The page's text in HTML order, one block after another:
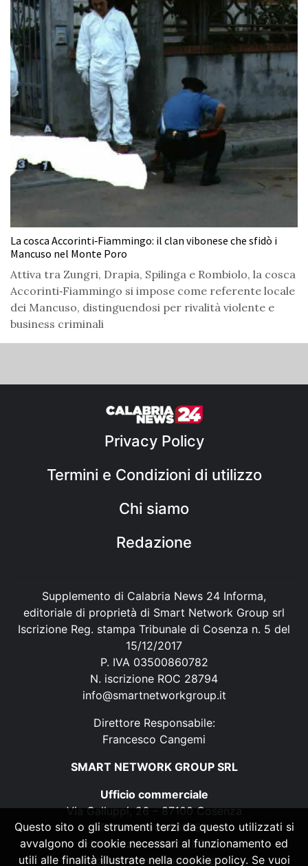
La cosca Accorinti‑Fiammingo: il clan vibonese che sfidò i
Mancuso nel Monte Poro
Attiva tra Zungri, Drapia, Spilinga e Rombiolo, la cosca
Accorinti‑Fiammingo si impose come referente locale
dei Mancuso, distinguendosi per rivalità violente e
business criminali
Privacy Policy
Termini e Condizioni di utilizzo
Chi siamo
Redazione
Supplemento di Calabria News 24 Informa,
editoriale di proprietà di Smart Network Group srl
Iscrizione Reg. stampa Tribunale di Cosenza n. 5 del
15/12/2017
P. IVA 03500860782
N. iscrizione ROC 28794
info@smartnetworkgroup.it
Direttore Responsabile:
Francesco Cangemi
SMART NETWORK GROUP SRL
Ufficio commerciale
Via Galluppi, 26 – 87100 Cosenza
P. IVA 03500860782
N. iscrizione ROC 28794
info@smartnetworkgroup.it
Questo sito o gli strumenti terzi da questo utilizzati si
avvalgono di cookie necessari al funzionamento ed
utili alle finalità illustrate nella cookie policy. Se vuoi